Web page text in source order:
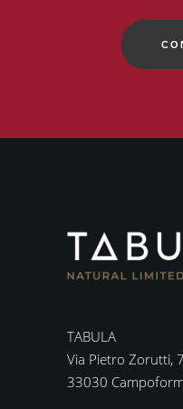
TABULA
Via Pietro Zorutti,
33030